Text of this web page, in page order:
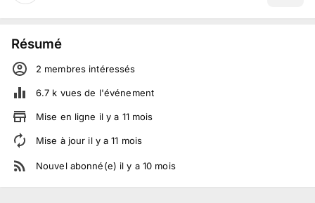
Résumé
2 membres intéressés
6.7 k vues de l'événement
Mise en ligne il y a 11 mois
Mise à jour il y a11 mois
Nouvel abonné(e) il y a 10 mois